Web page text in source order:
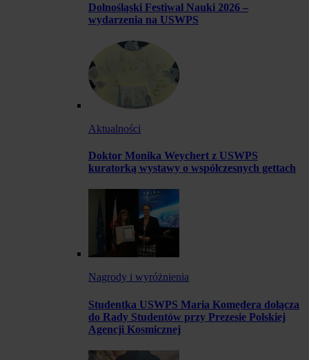
Dolnośląski Festiwal Nauki 2026 –
wydarzenia na USWPS
Aktualności
Doktor Monika Weychert z USWPS
kuratorką wystawy o współczesnych gettach
Nagrody i wyróżnienia
Studentka USWPS Maria Komędera dołącza
do Rady Studentów przy Prezesie Polskiej
Agencji Kosmicznej